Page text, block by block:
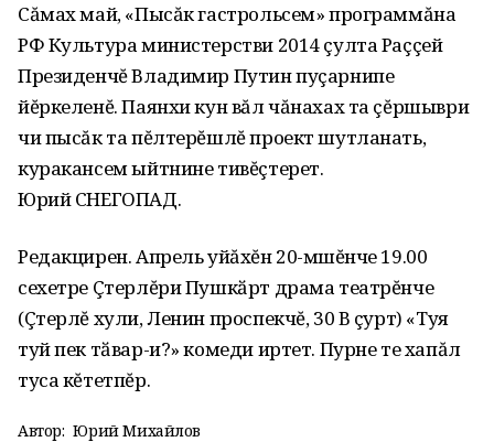
Сăмах май, «Пысăк гастрольсем» программăна
РФ Культура министерстви 2014 çулта Раççей
Президенчĕ Владимир Путин пуçарнипе
йĕркеленĕ. Паянхи кун вăл чăнахах та çĕршыври
чи пысăк та пĕлтерĕшлĕ проект шутланать,
куракансем ыйтнине тивĕçтерет.
Юрий СНЕГОПАД.
Редакцирен. Апрель уйăхĕн 20-мӗшĕнче 19.00
сехетре Çтерлĕри Пушкӑрт драма театрĕнче
(Çтерлĕ хули, Ленин проспекчĕ, 30 В çурт) «Туя
туй пек тӑвар-и?» комеди иртет. Пурне те хапăл
туса кĕтетпĕр.
Автор: Юрий Михайлов